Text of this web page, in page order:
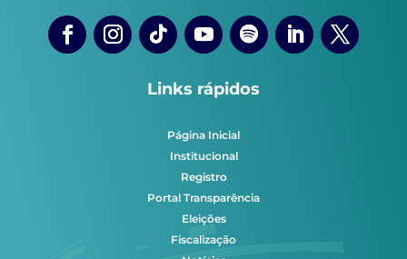
Links rápidos
Página Inicial
Institucional
Registro
Portal Transparência
Eleições
Fiscalização